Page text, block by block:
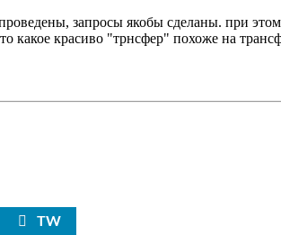
запросы якобы сделаны. при
красиво "трнсфер" похоже на
TW